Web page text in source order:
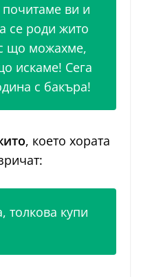
ви и
се роди жито
що можахме,
искаме! Сега
с бакъра!
, което хората
толкова купи